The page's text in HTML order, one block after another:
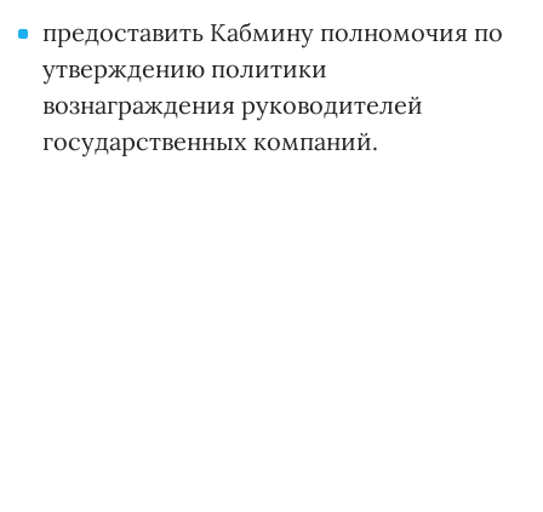
предоставить Кабмину полномочия по
утверждению политики
вознаграждения руководителей
государственных компаний.